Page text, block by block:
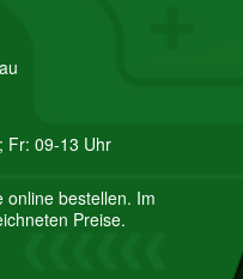
Fr: 09-13 Uhr
online bestellen. Im
Preise.